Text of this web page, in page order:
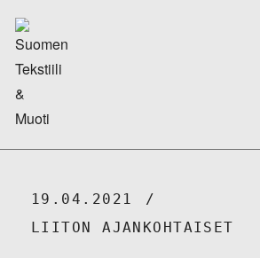
19.04.2021
LIITON AJANKOHTAISET